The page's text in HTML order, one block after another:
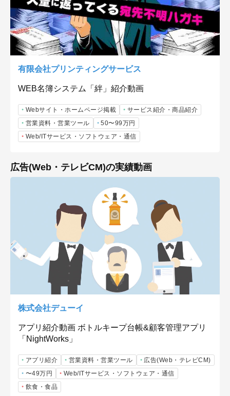
有限会社プリンティングサービス
WEB名簿システム「絆」紹介動画
Webサイト・ホームページ掲載
サービス紹介・商品紹介
営業資料・営業ツール
50〜99万円
Web/ITサービス・ソフトウェア・通信
広告(Web・テレビCM)の実績動画
株式会社デューイ
アプリ紹介動画 ボトルキープ台帳&顧客管理アプリ
「NightWorks」
アプリ紹介 営業資料・営業ツール
広告(Web・テレビCM)
〜49万円
Web/ITサービス・ソフトウェア・通信
飲食・食品